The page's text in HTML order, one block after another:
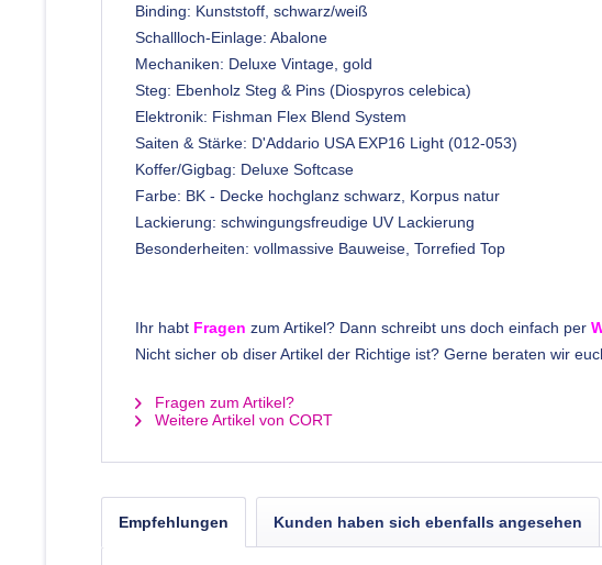
Binding: Kunststoff, schwarz/weiß
Schallloch-Einlage: Abalone
Mechaniken: Deluxe Vintage, gold
Steg: Ebenholz Steg & Pins (Diospyros celebica)
Elektronik: Fishman Flex Blend System
Saiten & Stärke: D'Addario USA EXP16 Light (012-053)
Koffer/Gigbag: Deluxe Softcase
Farbe: BK - Decke hochglanz schwarz, Korpus natur
Lackierung: schwingungsfreudige UV Lackierung
Besonderheiten: vollmassive Bauweise, Torrefied Top
Ihr habt Fragen zum Artikel? Dann schreibt uns doch einfach per
Nicht sicher ob diser Artikel der Richtige ist? Gerne beraten wir
Fragen zum Artikel?
Weitere Artikel von CORT
Empfehlungen Kunden haben sich ebenfalls angesehen